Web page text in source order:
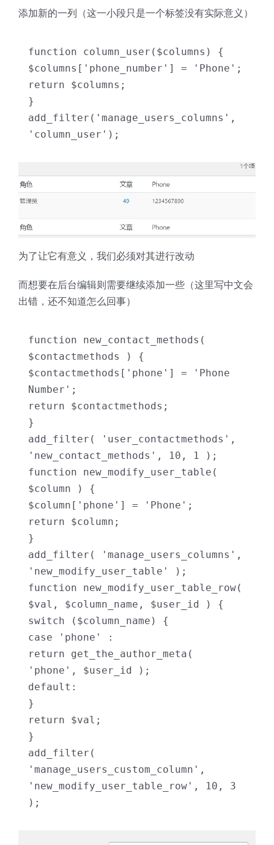
添加新的一列（这一小段只是一个标签没有实际意义）
function column_user($columns) {
$columns['phone_number'] = 'Phone';
return $columns;
}
add_filter('manage_users_columns',
'column_user');
为了让它有意义，我们必须对其进行改动
而想要在后台编辑则需要继续添加一些（这里写中文会
出错，还不知道怎么回事）
function new_contact_methods(
$contactmethods ) {
$contactmethods['phone'] = 'Phone
Number';
return $contactmethods;
}
add_filter( 'user_contactmethods',
'new_contact_methods', 10, 1 );
function new_modify_user_table(
$column ) {
$column['phone'] = 'Phone';
return $column;
}
add_filter( 'manage_users_columns',
'new_modify_user_table' );
function new_modify_user_table_row(
$val, $column_name, $user_id ) {
switch ($column_name) {
case 'phone' :
return get_the_author_meta(
'phone', $user_id );
default:
}
return $val;
}
add_filter(
'manage_users_custom_column',
'new_modify_user_table_row', 10, 3
);